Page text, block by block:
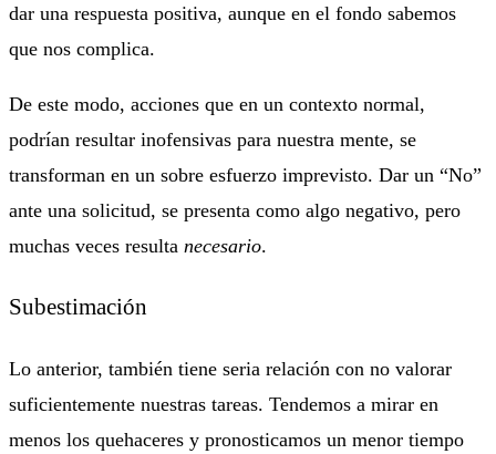
dar una respuesta positiva, aunque en el fondo sabemos
que nos complica.
De este modo, acciones que en un contexto normal,
podrían resultar inofensivas para nuestra mente, se
transforman en un sobre esfuerzo imprevisto. Dar un “No”
ante una solicitud, se presenta como algo negativo, pero
muchas veces resulta necesario.
Subestimación
Lo anterior, también tiene seria relación con no valorar
suficientemente nuestras tareas. Tendemos a mirar en
menos los quehaceres y pronosticamos un menor tiempo